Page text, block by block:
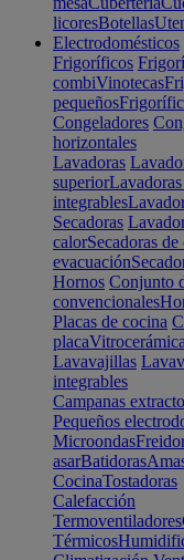
licoresBotellas
Electrodomésticos
Frigoríficos
combiVinotecas
pequeños
Congeladores
horizontales
Lavadoras
superior
integrables
Secadoras
calorSecadoras
evacuación
Hornos Conjunto
convencionales
Placas de cocina
placaVitrocerámica
Lavavajillas
integrables
Campanas
Pequeños
Microondas
asarBatidoras
CocinaTostadoras
Calefacción
Termoventiladores
Térmicos